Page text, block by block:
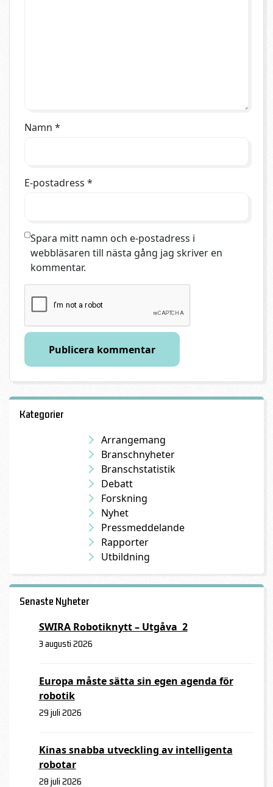
Namn *
E-postadress *
Spara mitt namn och e-postadress i
webbläsaren till nästa gång jag skriver en
kommentar.
Kategorier
Arrangemang
Branschnyheter
Branschstatistik
Debatt
Forskning
Nyhet
Pressmeddelande
Rapporter
Utbildning
Senaste Nyheter
SWIRA Robotiknytt – Utgåva 2
3 augusti 2026
Europa måste sätta sin egen agenda för
robotik
29 juli 2026
Kinas snabba utveckling av intelligenta
robotar
28 juli 2026